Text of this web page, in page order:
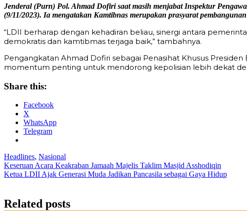
Jenderal (Purn) Pol. Ahmad Dofiri saat masih menjabat Inspektur
(9/11/2023). Ia mengatakan Kamtibnas merupakan prasyarat
“LDII berharap dengan kehadiran beliau, sinergi antara
demokratis dan kamtibmas terjaga baik,” tambahnya.
Pengangkatan Ahmad Dofiri sebagai Penasihat Khusus
momentum penting untuk mendorong kepolisian lebih dekat
Share this:
Facebook
X
WhatsApp
Telegram
Headlines, Nasional
Post
navigation
Keseruan Acara Keakraban Jamaah Majelis Taklim Masjid Asshodiqin
Ketua LDII Ajak Generasi Muda Jadikan Pancasila sebagai Gaya Hidup
Related posts